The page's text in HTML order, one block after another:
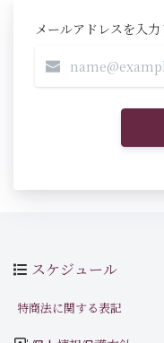
メールアドレスを入力
スケジュール
特商法に関する表記